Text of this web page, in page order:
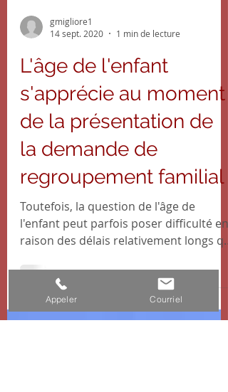
gmigliore1
14 sept. 2020
1 min de lecture
L'âge de l'enfant
s'apprécie au moment
de la présentation de
la demande de
regroupement familial
Toutefois, la question de l'âge de
l'enfant peut parfois poser difficulté en
raison des délais relativement longs qui
Appeler Courriel